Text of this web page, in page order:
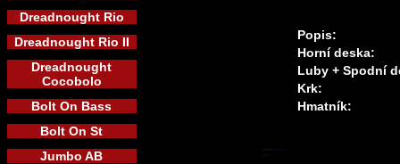
Dreadnought Rio
Dreadnought Rio II
Dreadnought
Cocobolo
Bolt On Bass
Bolt On St
Jumbo AB
Popis:
Horní deska:
Luby + Spodní
Krk:
Hmatník: